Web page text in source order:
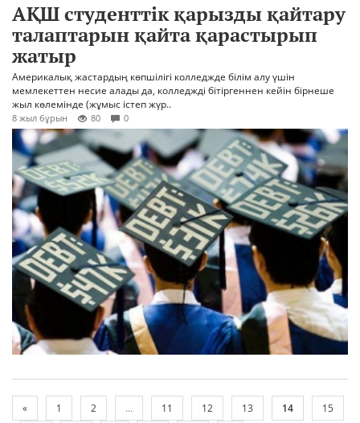
АҚШ студенттік қарызды қайтару
талаптарын қайта қарастырып
жатыр
Америкалық жастардың көпшілігі колледжде білім алу үшін
мемлекеттен несие алады да, колледжді бітіргеннен кейін бірнеше
жыл көлемінде (жұмыс істеп жүр..
8 жыл бұрын 80 0
« 1 2 ... 11 12 13 14
15